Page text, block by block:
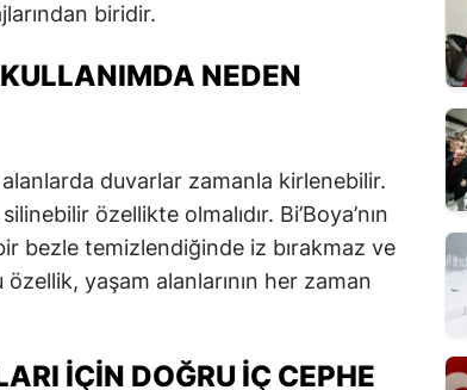
biridir.
NEDEN
duvarlar zamanla kirlenebilir.
özellikte olmalıdır. Bi’Boya’nın
bezle temizlendiğinde iz bırakmaz ve
yaşam alanlarının her zaman
İÇIN DOĞRU İÇ CEPHE